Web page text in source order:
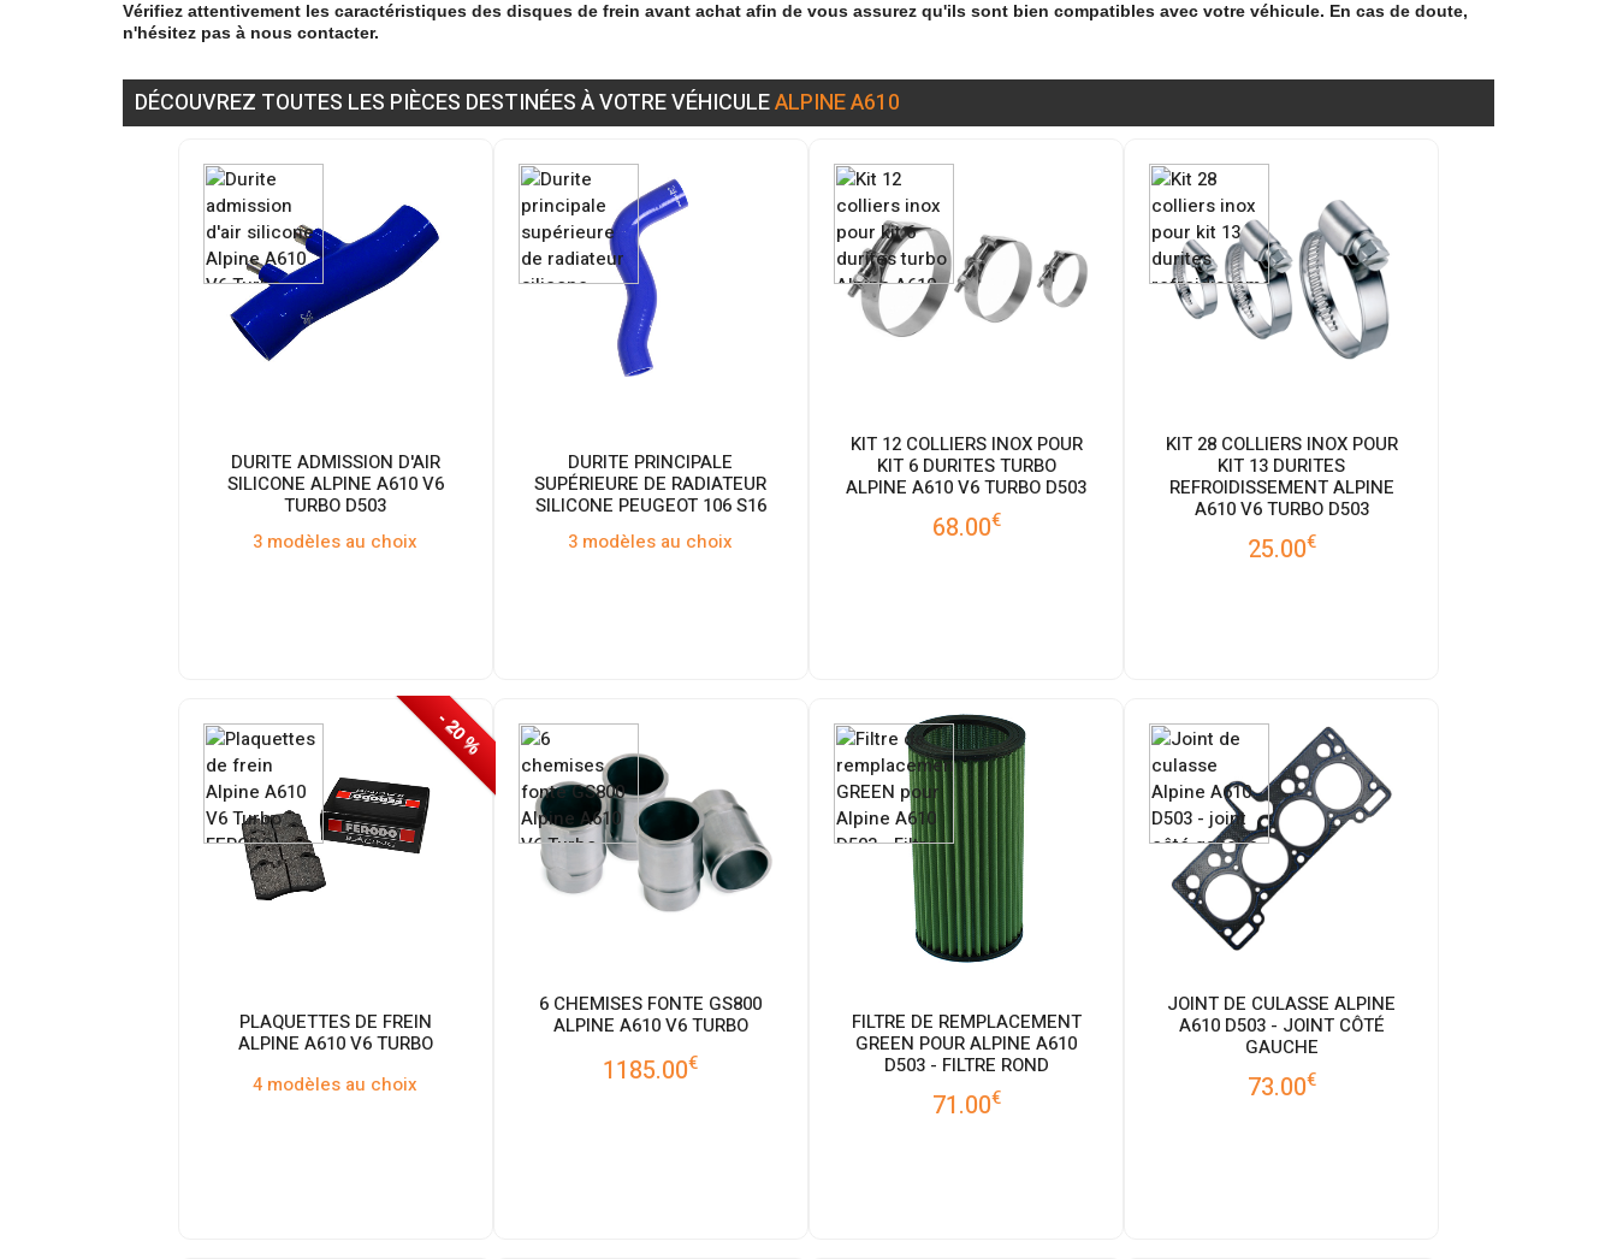
Vérifiez attentivement les caractéristiques des disques de frein avant achat afin de vous assurez qu'ils sont bien compatibles avec votre véhicule. En cas de doute,
n'hésitez pas à nous contacter.
DÉCOUVREZ TOUTES LES PIÈCES DESTINÉES À VOTRE VÉHICULEALPINE A610
DURITE ADMISSION D'AIR
SILICONE ALPINE A610 V6
TURBO D503
3 modèles au choix
DURITE PRINCIPALE
SUPÉRIEURE DE RADIATEUR
SILICONE PEUGEOT 106 S16
3 modèles au choix
KIT 12 COLLIERS INOX POUR
KIT 6 DURITES TURBO
ALPINE A610 V6 TURBO D503
68.00€
KIT 28 COLLIERS INOX POUR
KIT 13 DURITES
REFROIDISSEMENT ALPINE
A610 V6 TURBO D503
25.00€
- 20 %
PLAQUETTES DE FREIN
ALPINE A610 V6 TURBO
4 modèles au choix
6 CHEMISES FONTE GS800
ALPINE A610 V6 TURBO
1185.00€
FILTRE DE REMPLACEMENT
GREEN POUR ALPINE A610
D503 - FILTRE ROND
71.00€
JOINT DE CULASSE ALPINE
A610 D503 - JOINT CÔTÉ
GAUCHE
73.00€